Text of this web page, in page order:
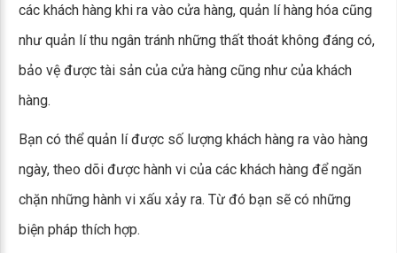
các khách hàng khi ra vào cửa hàng, quản lí hàng hóa cũng
như quản lí thu ngân tránh những thất thoát không đáng có,
bảo vệ được tài sản của cửa hàng cũng như của khách
hàng.
Bạn có thể quản lí được số lượng khách hàng ra vào hàng
ngày, theo dõi được hành vi của các khách hàng để ngăn
chặn những hành vi xấu xảy ra. Từ đó bạn sẽ có những
biện pháp thích hợp.